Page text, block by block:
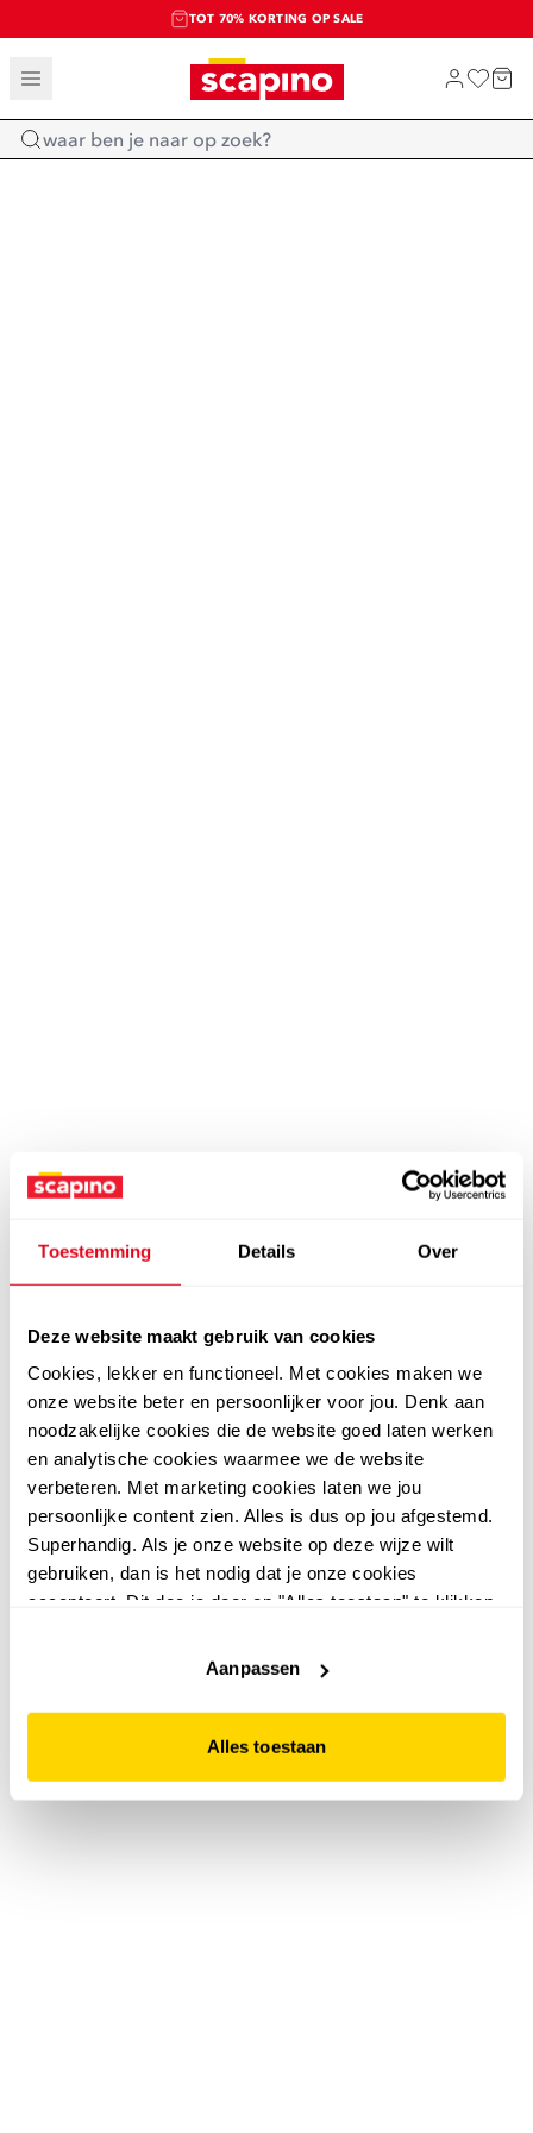
Toestemming Details Over
Deze website maakt gebruik van cookies
Cookies, lekker en functioneel. Met cookies maken we
onze website beter en persoonlijker voor jou. Denk aan
noodzakelijke cookies die de website goed laten werken
en analytische cookies waarmee we de website
verbeteren. Met marketing cookies laten we jou
persoonlijke content zien. Alles is dus op jou afgestemd.
Superhandig. Als je onze website op deze wijze wilt
gebruiken, dan is het nodig dat je onze cookies
accepteert. Dit doe je door op "Alles toestaan" te klikken.
website niet optimaal functioneert.
Aanpassen
Alles toestaan
TOT 70% KORTING OP SALE
SALE: LAATSTE KANS!
SHOP NIEUW
Home